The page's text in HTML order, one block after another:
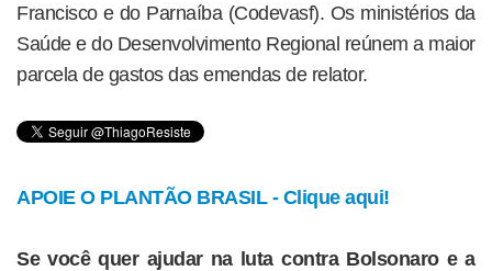
Francisco e do Parnaíba (Codevasf). Os ministérios da
Saúde e do Desenvolvimento Regional reúnem a maior
parcela de gastos das emendas de relator.
APOIE O PLANTÃO BRASIL - Clique aqui!
Se você quer ajudar na luta contra Bolsonaro e a